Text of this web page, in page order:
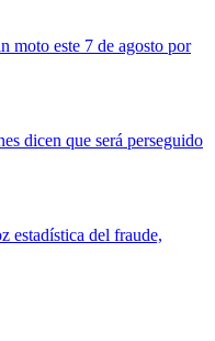
moto este 7 de agosto por
dicen que será perseguido
estadística del fraude,